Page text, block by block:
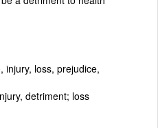
injury, loss, prejudice,
detriment; loss